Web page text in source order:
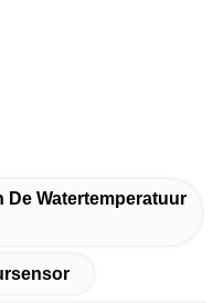
De Watertemperatuur